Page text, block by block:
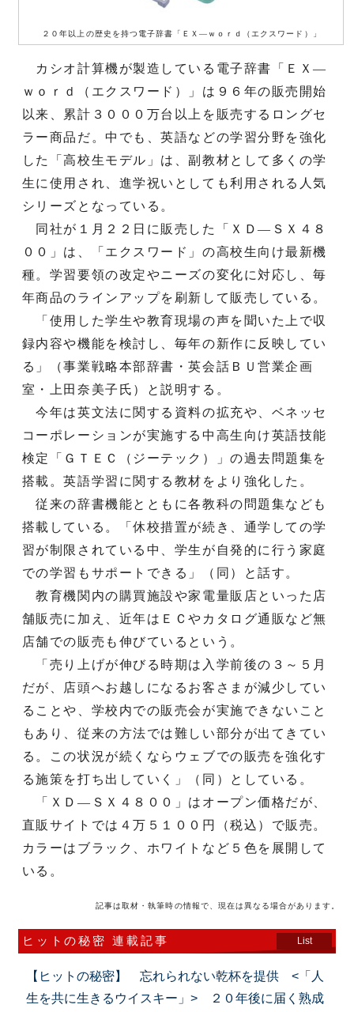
２０年以上の歴史を持つ電子辞書「ＥＸ―ｗｏｒｄ（エクスワード）」
カシオ計算機が製造している電子辞書「ＥＸ―
ｗｏｒｄ（エクスワード）」は９６年の販売開始
以来、累計３０００万台以上を販売するロングセ
ラー商品だ。中でも、英語などの学習分野を強化
した「高校生モデル」は、副教材として多くの学
生に使用され、進学祝いとしても利用される人気
シリーズとなっている。
同社が１月２２日に販売した「ＸＤ―ＳＸ４８
００」は、「エクスワード」の高校生向け最新機
種。学習要領の改定やニーズの変化に対応し、毎
年商品のラインアップを刷新して販売している。
「使用した学生や教育現場の声を聞いた上で収
録内容や機能を検討し、毎年の新作に反映してい
る」（事業戦略本部辞書・英会話ＢＵ営業企画
室・上田奈美子氏）と説明する。
今年は英文法に関する資料の拡充や、ベネッセ
コーポレーションが実施する中高生向け英語技能
検定「ＧＴＥＣ（ジーテック）」の過去問題集を
搭載。英語学習に関する教材をより強化した。
従来の辞書機能とともに各教科の問題集なども
搭載している。「休校措置が続き、通学しての学
習が制限されている中、学生が自発的に行う家庭
での学習もサポートできる」（同）と話す。
教育機関内の購買施設や家電量販店といった店
舗販売に加え、近年はＥＣやカタログ通販など無
店舗での販売も伸びているという。
「売り上げが伸びる時期は入学前後の３～５月
だが、店頭へお越しになるお客さまが減少してい
ることや、学校内での販売会が実施できないこと
もあり、従来の方法では難しい部分が出てきてい
る。この状況が続くならウェブでの販売を強化す
る施策を打ち出していく」（同）としている。
「ＸＤ―ＳＸ４８００」はオープン価格だが、
直販サイトでは４万５１００円（税込）で販売。
カラーはブラック、ホワイトなど５色を展開して
いる。
記事は取材・執筆時の情報で、現在は異なる場合があります。
ヒットの秘密 連載記事 List
【ヒットの秘密】 忘れられない乾杯を提供 <「人
生を共に生きるウイスキー」> ２０年後に届く熟成